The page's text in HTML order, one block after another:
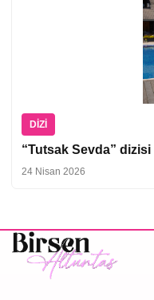
DIZI
“Tutsak Sevda” dizisi
24 Nisan 2026